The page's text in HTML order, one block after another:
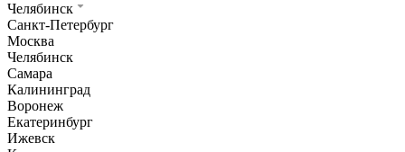
Челябинск
Санкт-Петербург
Москва
Челябинск
Самара
Калининград
Воронеж
Екатеринбург
Ижевск